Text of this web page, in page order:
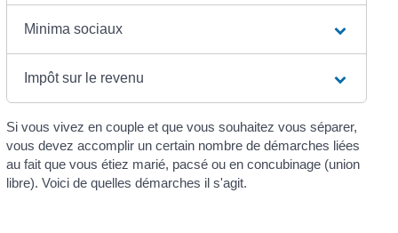
Minima sociaux
Impôt sur le revenu
Si vous vivez en couple et que vous souhaitez vous séparer,
vous devez accomplir un certain nombre de démarches liées
au fait que vous étiez marié, pacsé ou en concubinage (union
libre). Voici de quelles démarches il s'agit.